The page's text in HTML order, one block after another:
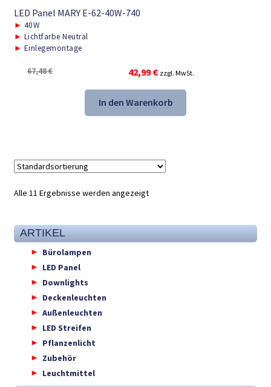
LED Panel MARY E-62-40W-740
► 40W
► Lichtfarbe Neutral
► Einlegemontage
67,48€
Ursprünglicher
war:
67,48 €
42,99€Aktueller
ist:
42,99 €.
zzgl. MwSt.
In den Warenkorb
Alle 11 Ergebnisse werden angezeigt
ARTIKEL
Bürolampen
LED Panel
Downlights
Deckenleuchten
Außenleuchten
LED Streifen
Pflanzenlicht
Zubehör
Leuchtmittel